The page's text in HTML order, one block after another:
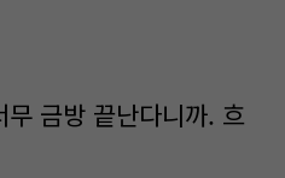
금방 끝난다니까. 흐